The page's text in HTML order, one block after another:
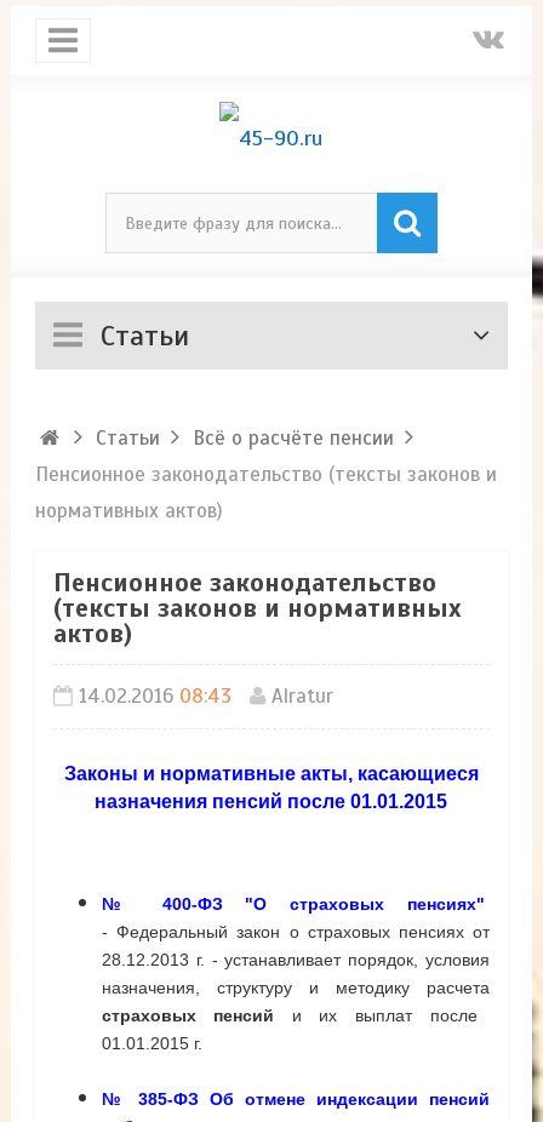
Статьи
Статьи
Всё о расчёте пенсии
Пенсионное законодательство (тексты законов и
нормативных актов)
Пенсионное законодательство
(тексты законов и нормативных
актов)
14.02.2016 08:43 Alratur
Законы и нормативные акты, касающиеся
назначения пенсий после 01.01.2015
№ 400-ФЗ "О страховых пенсиях"
-Федеральный закон о страховых пенсиях от
28.12.2013 г. - устанавливает порядок, условия
назначения, структуру и методику расчета
страховых пенсий и их выплат после
01.01.2015 г.
№ 385-ФЗ Об отмене индексации пенсий